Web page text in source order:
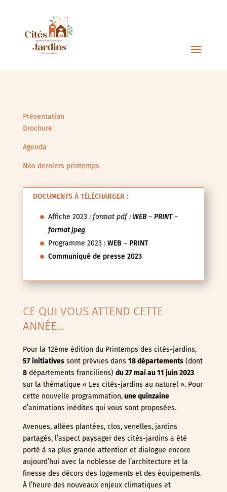
Présentation
Brochure
Agenda
Nos derniers printemps
DOCUMENTS À TÉLÉCHARGER :
Affiche 2023: format pdf : WEB– PRINT–
format jpeg
Programme 2023 : WEB – PRINT
Communiqué de presse 2023
CE QUI VOUS ATTEND CETTE
ANNÉE…
Pour la 12ème édition du Printemps des cités-jardins,
57 initiativessont prévues dans 18 départements(dont
8départements franciliens) du 27 mai au 11 juin2023
sur la thématique « Les cités-jardins au naturel ». Pour
cette nouvelle programmation,une quinzaine
d’animations inédites qui vous sont proposées.
Avenues, allées plantées, clos, venelles, jardins
partagés, l’aspect paysager des cités-jardins a été
porté à sa plus grande attention et dialogue encore
aujourd’hui avec la noblesse de l’architecture et la
finesse des décors des logements et des équipements.
À l’heure des nouveaux enjeux climatiques et